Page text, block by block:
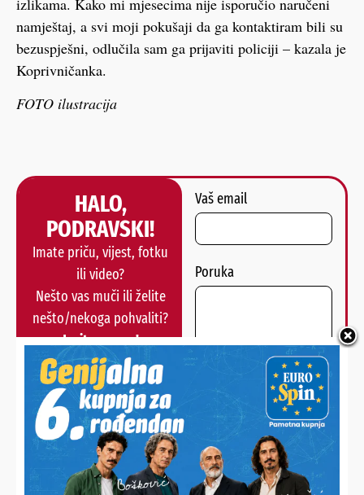
izlikama. Kako mi mjesecima nije isporučio naručeni
namještaj, a svi moji pokušaji da ga kontaktiram bili su
bezuspješni, odlučila sam ga prijaviti policiji – kazala je
Koprivničanka.
FOTO ilustracija
HALO,
PODRAVSKI!
Imate priču, vijest, fotku
ili video?
Nešto vas muči ili želite
nešto/nekoga pohvaliti?
Javite nam se!
Vaš email
Poruka
POŠALJI
Alternative:
NAJNOVIJE VIJESTI